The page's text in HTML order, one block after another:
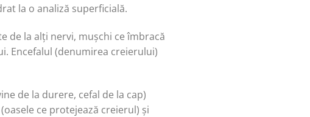
la o analiză superficială.
de la alți nervi, mușchi ce îmbracă
Encefalul (denumirea creierului)
de la durere, cefal de la cap)
(oasele ce protejează creierul) și